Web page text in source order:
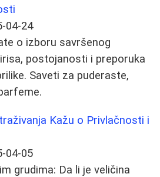
04-24
o izboru savršenog
postojanosti i preporuka
Saveti za puderaste,
Kažu o Privlačnosti i
04-05
grudima: Da li je veličina